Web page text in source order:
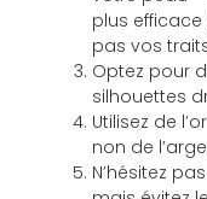
plus
pas vos
Optez pour
silhouettes
Utilisez de
non de
N’hésitez